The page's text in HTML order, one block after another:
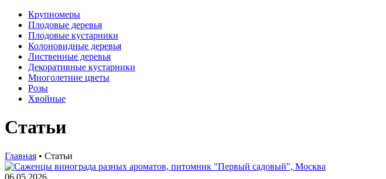
Крупномеры
Плодовые деревья
Плодовые кустарники
Колоновидные деревья
Лиственные деревья
Декоративные кустарники
Многолетние цветы
Розы
Хвойные
Статьи
Главная • Статьи
06.05.2026